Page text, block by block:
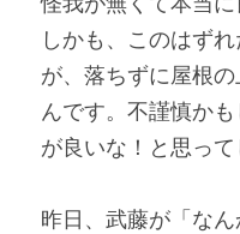
しかも、このはず
が、落ちずに屋根
んです。不謹慎か
が良いな！と思って
昨日、武藤が「な